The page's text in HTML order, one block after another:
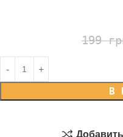
199
В